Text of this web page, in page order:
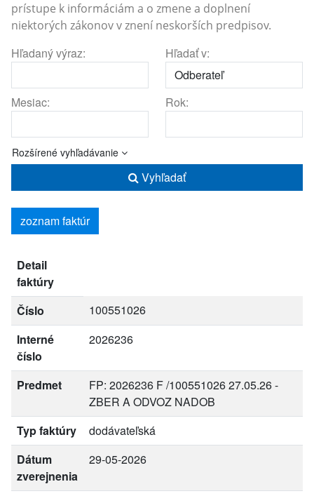
prístupe k informáciám a o zmene a doplnení
niektorých zákonov v znení neskorších predpisov.
Hľadaný výraz: Hľadať v:
Mesiac: Rok:
Rozšírené vyhľadávanie
Vyhľadať
zoznam faktúr
Detail
faktúry
Číslo
100551026
Interné
číslo
2026236
Predmet
FP: 2026236 F /100551026 27.05.26 -
ZBER A ODVOZ NADOB
Typ faktúry
dodávateľská
Dátum
zverejnenia
29-05-2026